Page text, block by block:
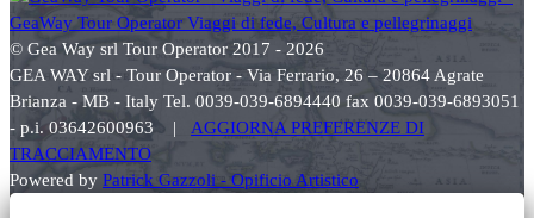
© Gea Way srl Tour Operator 2017 - 2026
GEA WAY srl - Tour Operator - Via Ferrario, 26 – 20864 Agrate
Brianza - MB - Italy Tel. 0039-039-6894440 fax 0039-039-6893051
- p.i. 03642600963 | AGGIORNA PREFERENZE DI
TRACCIAMENTO
Powered by Patrick Gazzoli - Opificio Artistico